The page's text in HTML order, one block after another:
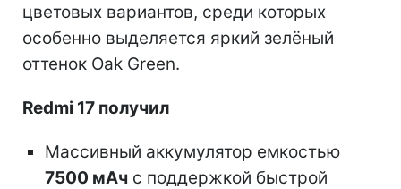
цветовых вариантов, среди которых
особенно выделяется яркий зелёный
оттенок Oak Green.
Redmi 17 получил
Массивный аккумулятор емкостью
7500 мАч с поддержкой быстрой